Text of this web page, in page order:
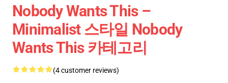
Nobody Wants This –
Minimalist 스타일 Nobody
Wants This 카테고리
(4 customer reviews)